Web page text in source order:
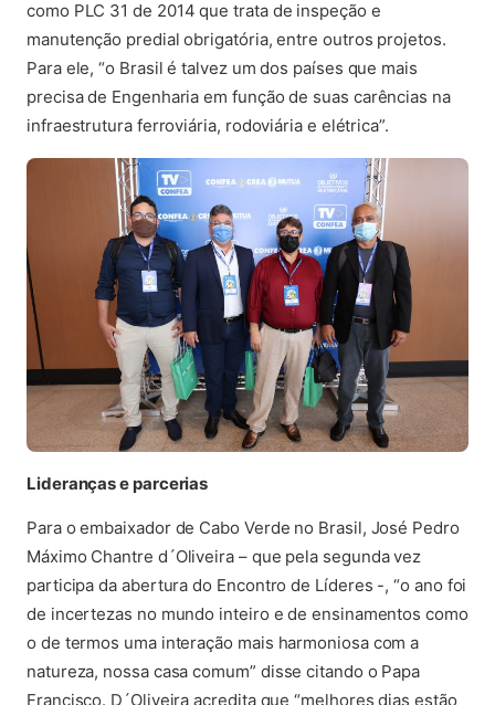
como PLC 31 de 2014 que trata de inspeção e
manutenção predial obrigatória, entre outros projetos.
Para ele, “o Brasil é talvez um dos países que mais
precisa de Engenharia em função de suas carências na
infraestrutura ferroviária, rodoviária e elétrica”.
Lideranças e parcerias
Para o embaixador de Cabo Verde no Brasil, José Pedro
Máximo Chantre d´Oliveira – que pela segunda vez
participa da abertura do Encontro de Líderes -, “o ano foi
de incertezas no mundo inteiro e de ensinamentos como
o de termos uma interação mais harmoniosa com a
natureza, nossa casa comum” disse citando o Papa
Francisco. D´Oliveira acredita que “melhores dias estão